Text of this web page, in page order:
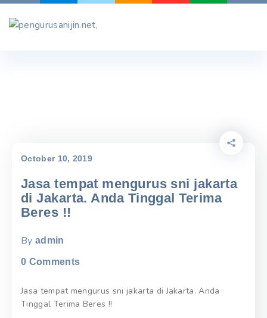
Skip
October 10, 2019
Jasa tempat mengurus sni jakarta
di Jakarta. Anda Tinggal Terima
Beres !!
By admin
0 Comments
Jasa tempat mengurus sni jakarta di Jakarta. Anda
Tinggal Terima Beres !!